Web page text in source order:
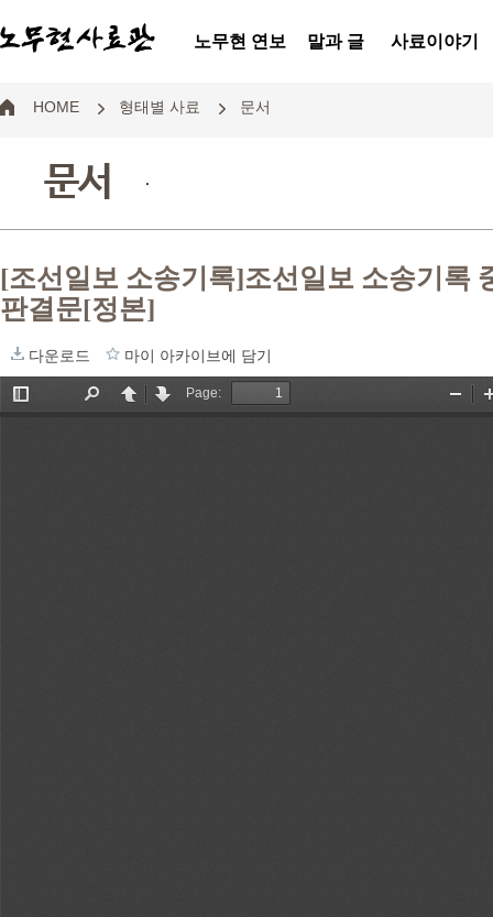
노무현 연보 말과 글 사료이야기
HOME 형태별 사료 문서
문서 .
[조선일보 소송기록]조선일보 소송기록
판결문[정본]
다운로드 마이 아카이브에 담기